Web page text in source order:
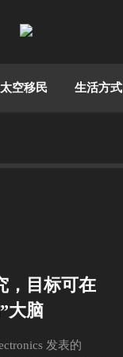
太空移民 生活方式
，目标可在
大脑
发表的